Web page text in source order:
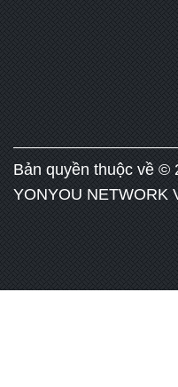
Bản quyền thuộc về ©
YONYOU NETWORK